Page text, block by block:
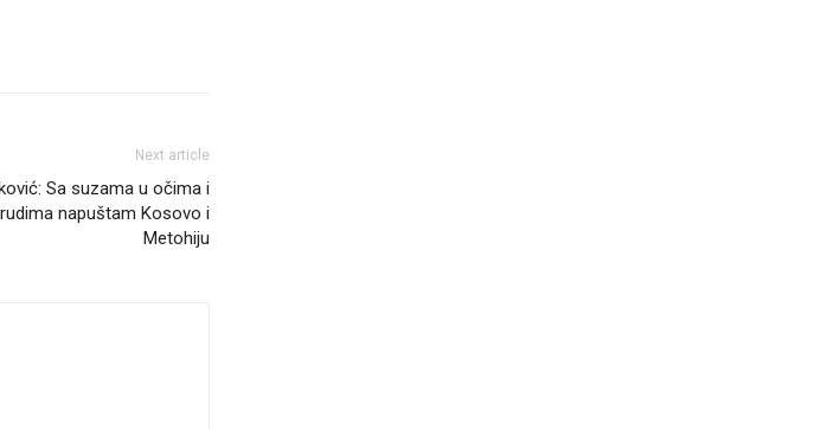
Next article
Sa suzama u očima i
napuštam Kosovo i
Metohiju